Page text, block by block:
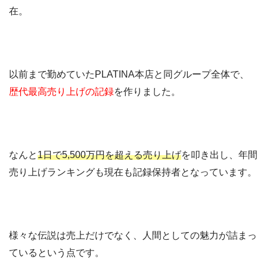
在。
以前まで勤めていたPLATINA本店と同グループ全体で、
歴代最高売り上げの記録を作りました。
なんと1日で5,500万円を超える売り上げを叩き出し、年間
売り上げランキングも現在も記録保持者となっています。
様々な伝説は売上だけでなく、人間としての魅力が詰まっ
ているという点です。